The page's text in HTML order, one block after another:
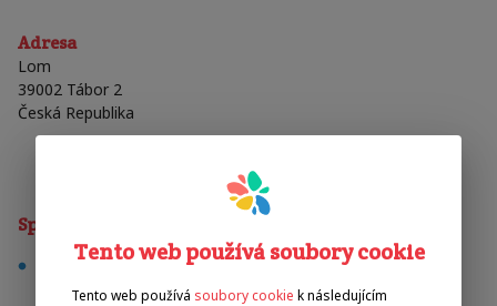
Adresa
Lom
39002 Tábor 2
Česká Republika
Sporty
fotbalTento web používá soubory cookie
Tento web používá soubory cookie k následujícím